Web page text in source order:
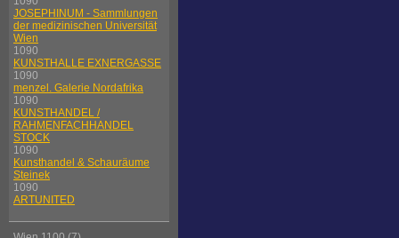
JOSEPHINUM - Sammlungen
der medizinischen Universität
Wien
1090
KUNSTHALLE EXNERGASSE
1090
menzel. Galerie Nordafrika
1090
KUNSTHANDEL /
RAHMENFACHHANDEL
STOCK
1090
Kunsthandel & Schauräume
Steinek
1090
ARTUNITED